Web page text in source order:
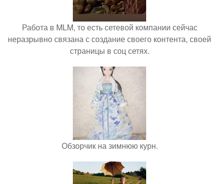
Работа в MLM, то есть сетевой компании сейчас
неразрывно связана с создание своего контента, своей
страницы в соц сетях.
Обзорчик на зимнюю курн.